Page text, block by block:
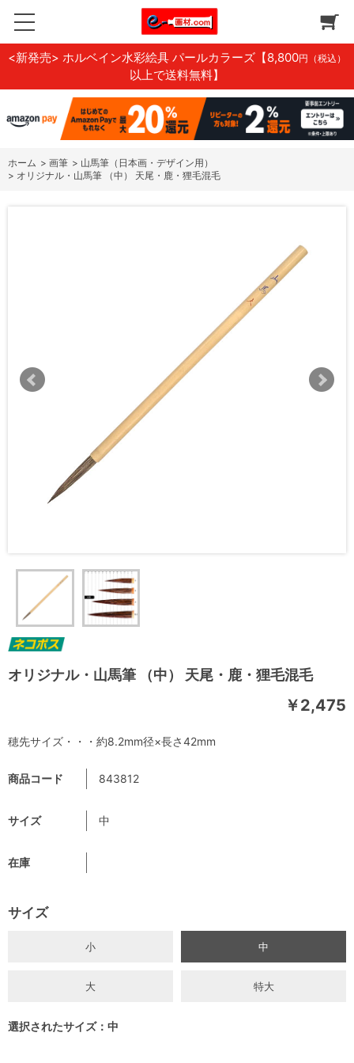
<新発売> ホルベイン水彩絵具 パールカラーズ 【8,800円（税込）
以上で送料無料】
ホーム > 画筆 > 山馬筆（日本画・デザイン用）
> オリジナル・山馬筆 （中） 天尾・鹿・狸毛混毛
オリジナル・山馬筆 （中） 天尾・鹿・狸毛混毛
￥2,475
商品コード 843812
サイズ 中
在庫
サイズ
小 中
大 特大
選択されたサイズ：中
穂先サイズ・・・約8.2mm径×長さ42mm